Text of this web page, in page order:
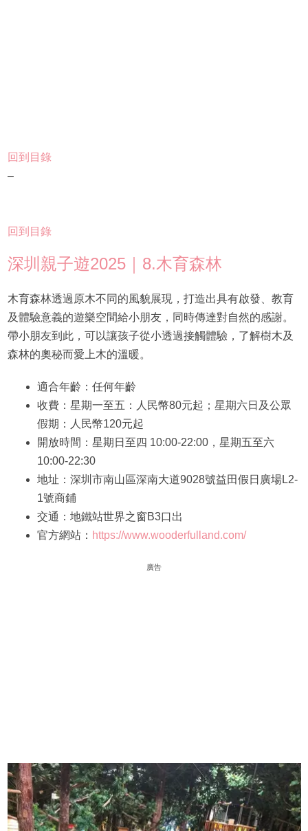
回到目錄
–
回到目錄
深圳親子遊2025｜8.木育森林
木育森林透過原木不同的風貌展現，打造出具有啟發、教育
及體驗意義的遊樂空間給小朋友，同時傳達對自然的感謝。
帶小朋友到此，可以讓孩子從小透過接觸體驗，了解樹木及
森林的奧秘而愛上木的溫暖。
適合年齡：任何年齡
收費：星期一至五：人民幣80元起；星期六日及公眾
假期：人民幣120元起
開放時間：星期日至四 10:00-22:00，星期五至六
10:00-22:30
地址：深圳市南山區深南大道9028號益田假日廣場L2-
1號商鋪
交通：地鐵站世界之窗B3口出
官方網站： https://www.wooderfulland.com/
廣告